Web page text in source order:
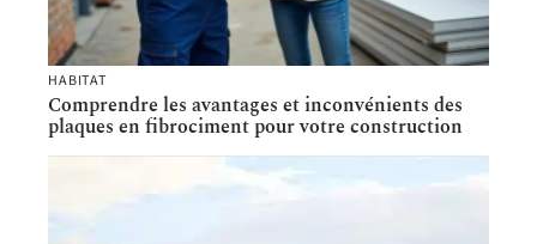
HABITAT
Comprendre les avantages et inconvénients des
plaques en fibrociment pour votre construction